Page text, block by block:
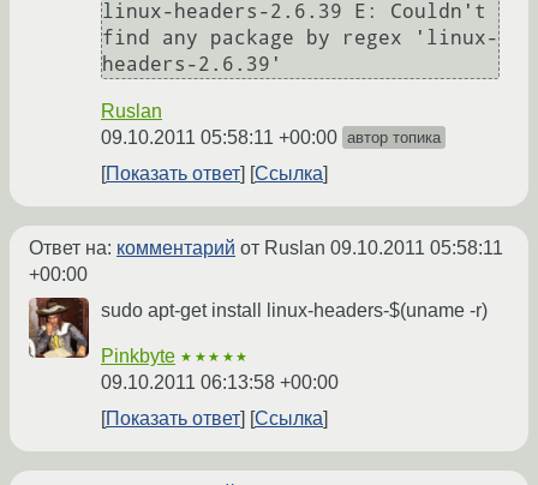
linux-headers-2.6.39 E: Couldn't
find any package by regex 'linux-
headers-2.6.39'
Ruslan
09.10.2011 05:58:11 +00:00 автор топика
Показать ответ Ссылка
Ответ на: комментарий от Ruslan 09.10.2011 05:58:11
+00:00
sudo apt-get install linux-headers-$(uname -r)
Pinkbyte ★★★★★
09.10.2011 06:13:58 +00:00
Показать ответ
Ссылка